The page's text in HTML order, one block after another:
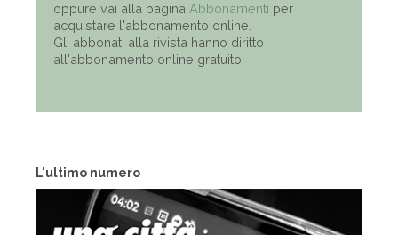
L'ultimo numero
oppure vai alla pagina Abbonamenti per
acquistare l'abbonamento online.
Gli abbonati alla rivista hanno diritto
all'abbonamento online gratuito!